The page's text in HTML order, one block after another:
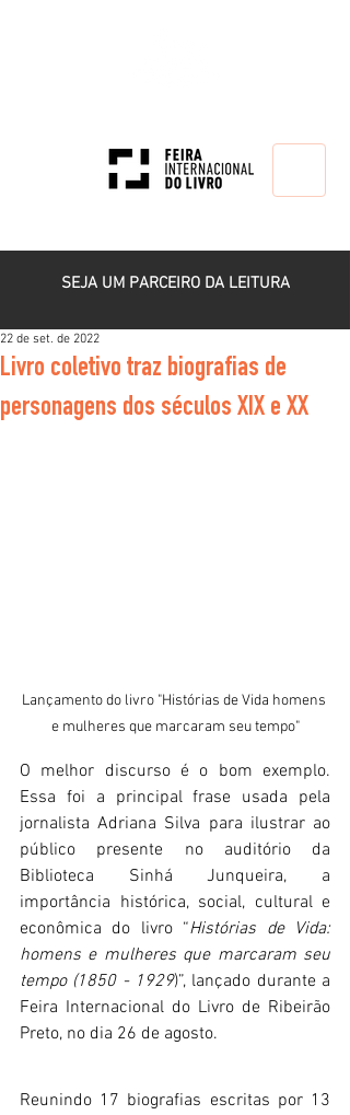
SEJA UM PARCEIRO DA LEITURA
Livro coletivo traz biografias de
personagens dos séculos XIX e XX
22 de set. de 2022
Lançamento do livro "Histórias de Vida homens
e mulheres que marcaram seu tempo"
O melhor discurso é o bom exemplo.
Essa foi a principal frase usada pela
jornalista Adriana Silva para ilustrar ao
público presente no auditório da
Biblioteca Sinhá Junqueira, a
importância histórica, social, cultural e
econômica do livro “Histórias de Vida:
homens e mulheres que marcaram seu
tempo (1850 - 1929)”, lançado durante a
Feira Internacional do Livro de Ribeirão
Preto, no dia 26 de agosto.
Reunindo 17 biografias escritas por 13